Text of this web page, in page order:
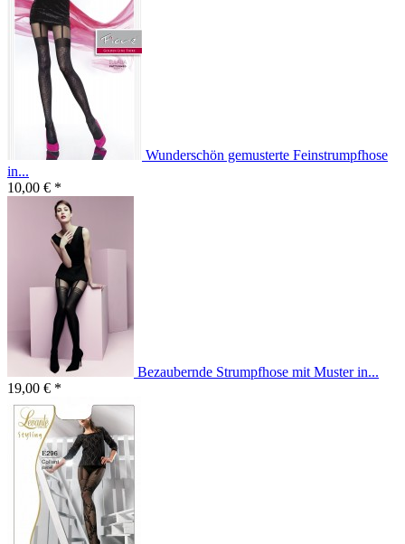
Wunderschön gemusterte Feinstrumpfhose
in...
10,00 € *
Bezaubernde Strumpfhose mit Muster in...
19,00 € *